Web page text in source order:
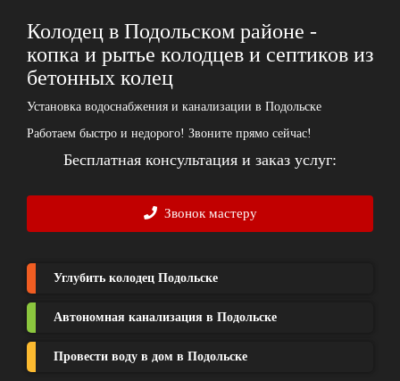
Колодец в Подольском районе -
копка и рытье колодцев и септиков из
бетонных колец
Установка водоснабжения и канализации в Подольске
Работаем быстро и недорого! Звоните прямо сейчас!
Бесплатная консультация и заказ услуг:
Звонок мастеру
Углубить колодец Подольске
Автономная канализация в Подольске
Провести воду в дом в Подольске